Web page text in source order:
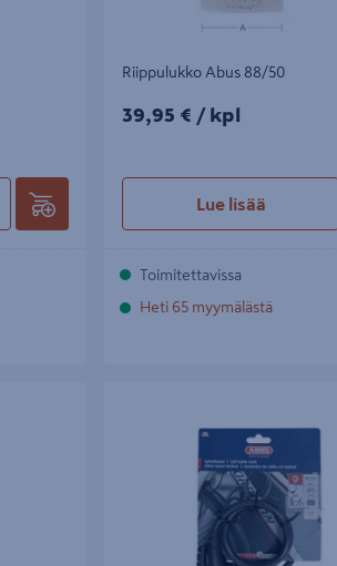
Riippulukko Abus 88/50
39,95€/kpl
39,95 € / kpl
Lue lisää
Toimitettavissa
Heti 65 myymälästä